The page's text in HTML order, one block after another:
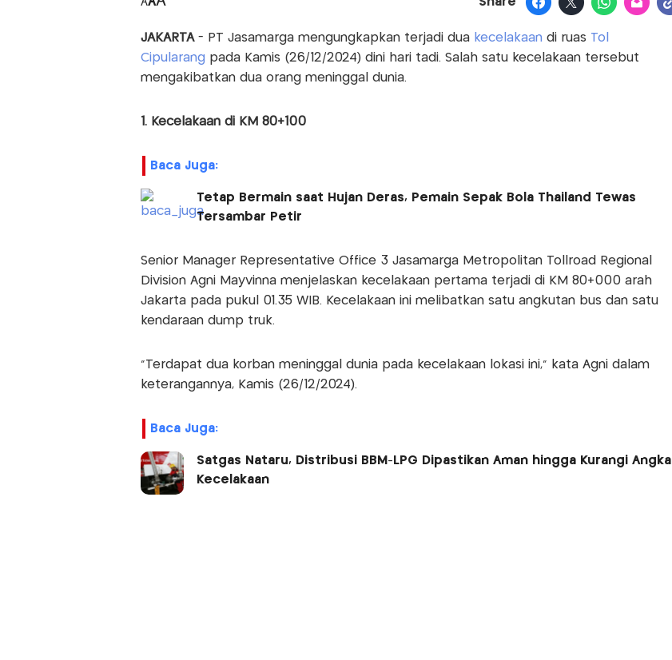
A
JAKARTA - PT Jasamarga mengungkapkan terjadi dua kecelakaan di ruas Tol
Cipularang pada Kamis (26/12/2024) dini hari tadi. Salah satu kecelakaan tersebut
mengakibatkan dua orang meninggal dunia.
1. Kecelakaan di KM 80+100
Baca Juga:
Tetap Bermain saat Hujan Deras, Pemain Sepak Bola Thailand Tewas
Tersambar Petir
Senior Manager Representative Office 3 Jasamarga Metropolitan Tollroad Regional
Division Agni Mayvinna menjelaskan kecelakaan pertama terjadi di KM 80+000 arah
Jakarta pada pukul 01.35 WIB. Kecelakaan ini melibatkan satu angkutan bus dan satu
kendaraan dump truk.
“Terdapat dua korban meninggal dunia pada kecelakaan lokasi ini,” kata Agni dalam
keterangannya, Kamis (26/12/2024).
Baca Juga:
Satgas Nataru, Distribusi BBM-LPG Dipastikan Aman hingga Kurangi Angka
Kecelakaan